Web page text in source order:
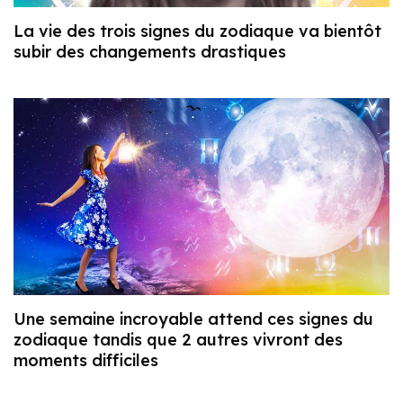
La vie des trois signes du zodiaque va bientôt
subir des changements drastiques
Une semaine incroyable attend ces signes du
zodiaque tandis que 2 autres vivront des
moments difficiles